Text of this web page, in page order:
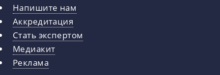
Напишите нам
Аккредитация
Стать экспертом
Медиакит
Реклама